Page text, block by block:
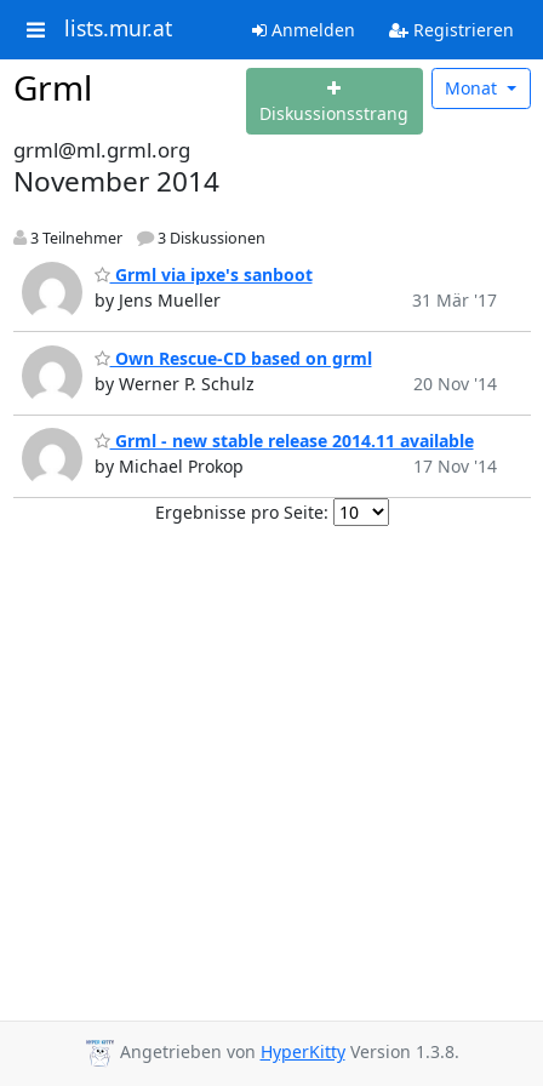
lists.mur.at Anmelden Registrieren
Grml
Diskussionsstrang
Monat
grml@ml.grml.org
November 2014
3 Teilnehmer 3 Diskussionen
Grml via ipxe's sanboot
by Jens Mueller
31 Mär '17
Own Rescue-CD based on grml
by Werner P. Schulz
20 Nov '14
Grml - new stable release 2014.11 available
by Michael Prokop
17 Nov '14
Ergebnisse pro Seite:
Angetrieben von HyperKittyVersion 1.3.8.